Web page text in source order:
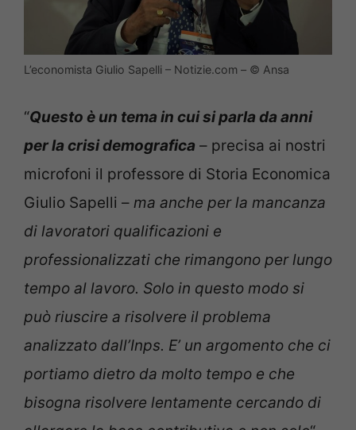
L’economista Giulio Sapelli – Notizie.com – © Ansa
“Questo è un tema in cui si parla da anni
per la crisi demografica – precisa ai nostri
microfoni il professore di Storia Economica
Giulio Sapelli – ma anche per la mancanza
di lavoratori qualificazioni e
professionalizzati che rimangono per lungo
tempo al lavoro. Solo in questo modo si
può riuscire a risolvere il problema
analizzato dall’Inps. E’ un argomento che ci
portiamo dietro da molto tempo e che
bisogna risolvere lentamente cercando di